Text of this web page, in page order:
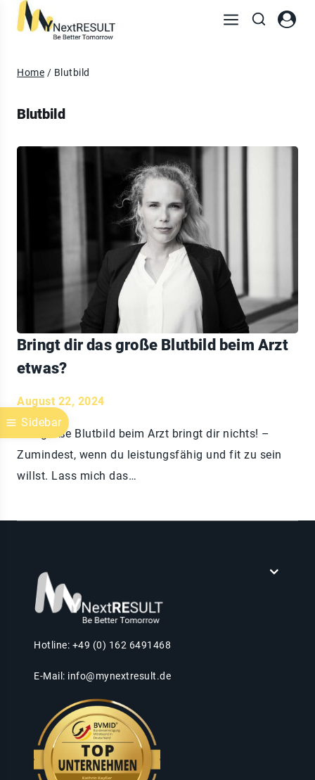
Sidebar
Home / Blutbild
Blutbild
Bringt dir das große Blutbild beim Arzt
etwas?
August 22, 2024
Das große Blutbild beim Arzt bringt dir nichts! –
Zumindest, wenn du leistungsfähig und fit zu sein
willst. Lass mich das…
Hotline: +49 (0) 162 6491468
E-Mail: info@mynextresult.de